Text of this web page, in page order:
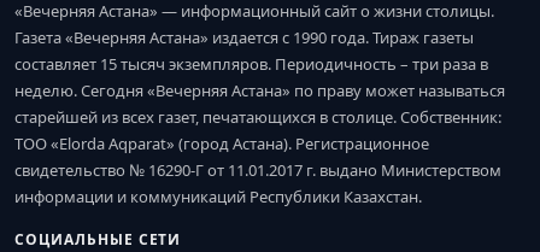
«Вечерняя Астана» — информационный сайт о жизни столицы.
Газета «Вечерняя Астана» издается с 1990 года. Тираж газеты
составляет 15 тысяч экземпляров. Периодичность – три раза в
неделю. Сегодня «Вечерняя Астана» по праву может называться
старейшей из всех газет, печатающихся в столице. Собственник:
ТОО «Elorda Aqparat» (город Астана). Регистрационное
свидетельство № 16290-Г от 11.01.2017 г. выдано Министерством
информации и коммуникаций Республики Казахстан.
СОЦИАЛЬНЫЕ СЕТИ